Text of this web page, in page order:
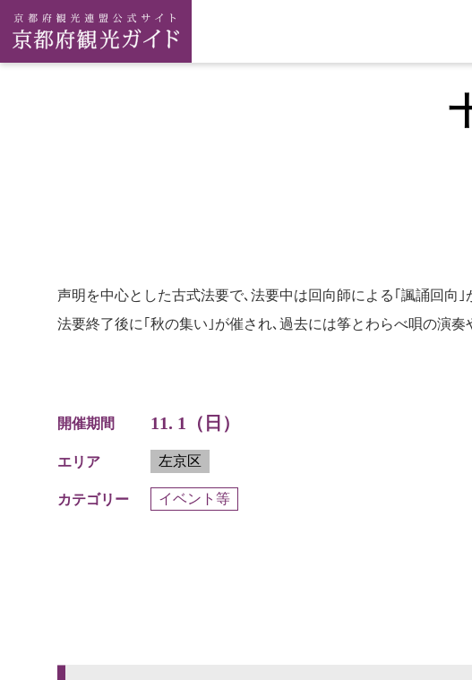
声明を中心とした古式法要で､法要中は回向師による｢諷誦回向
法要終了後に｢秋の集い｣が催され､過去には筝とわらべ唄の演
開催期間 11. 1（日）
エリア 左京区
カテゴリー イベント等